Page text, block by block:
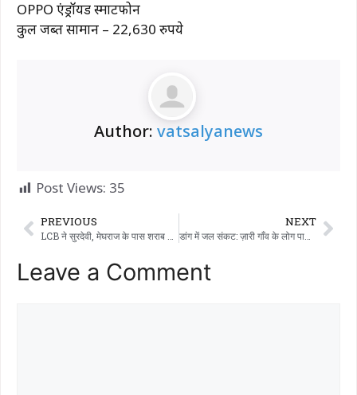
OPPO एंड्रॉयड स्मार्टफोन
कुल जब्त सामान – 22,630 रुपये
Author: vatsalyanews
Post Views: 35
PREVIOUS
LCB ने सुरदेवी, मेघराज के पास शराब से लदी कार ज़ब्त की; 8.65 लाख रुपये का सामान बरामद – एक आरोपी गिरफ्तार
NEXT
डांग में जल संकट: ज़ारी गाँव के लोग पानी के लिए नदी की खाइयों में गड्ढे खोदने को मजबूर।
Leave a Comment